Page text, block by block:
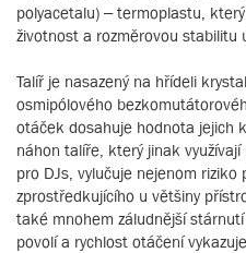
polyacetalu) – termoplastu,
životnost a rozměrovou stabilitu
Talíř je nasazený na hřídeli
osmipólového
otáček dosahuje hodnota jejich
náhon talíře, který jinak
pro DJs, vylučuje nejenom riziko
zprostředkujícího u většiny
také mnohem záludnější
povolí a rychlost otáčení